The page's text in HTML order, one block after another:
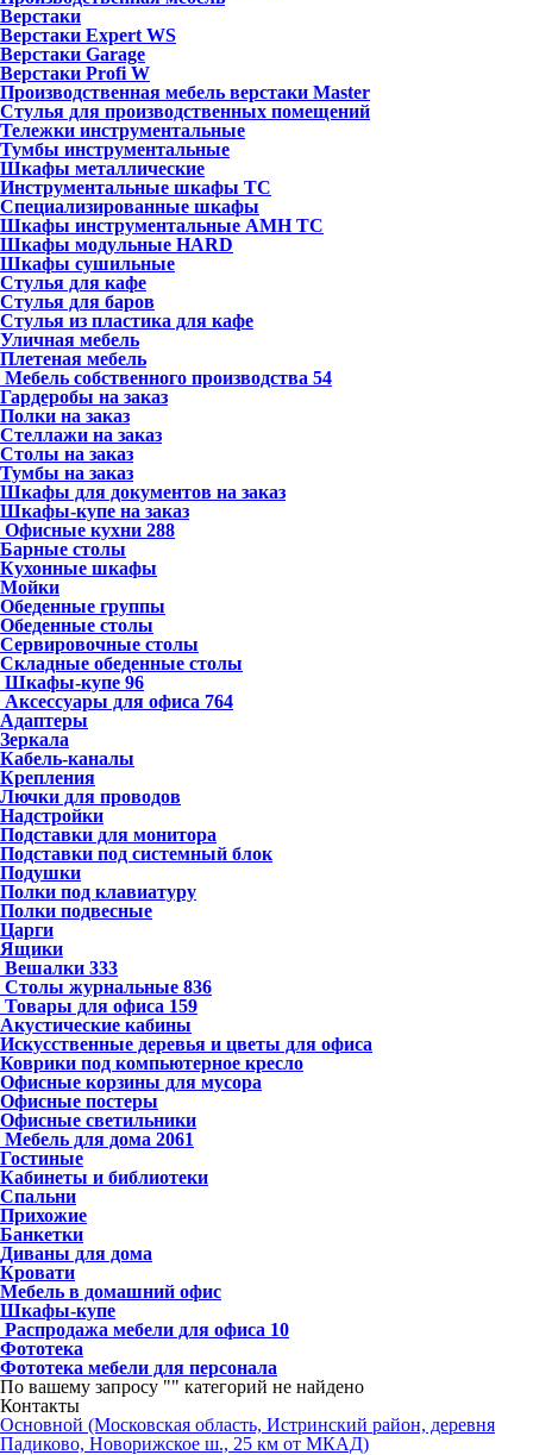
Верстаки
Верстаки Expert WS
Верстаки Garage
Верстаки Profi W
Производственная мебель верстаки Master
Стулья для производственных помещений
Тележки инструментальные
Тумбы инструментальные
Шкафы металлические
Инструментальные шкафы ТС
Специализированные шкафы
Шкафы инструментальные АМН ТС
Шкафы модульные HARD
Шкафы сушильные
Стулья для кафе
Стулья для баров
Стулья из пластика для кафе
Уличная мебель
Плетеная мебель
Мебель собственного производства 54
Гардеробы на заказ
Полки на заказ
Стеллажи на заказ
Столы на заказ
Тумбы на заказ
Шкафы для документов на заказ
Шкафы-купе на заказ
Офисные кухни 288
Барные столы
Кухонные шкафы
Мойки
Обеденные группы
Обеденные столы
Сервировочные столы
Складные обеденные столы
Шкафы-купе 96
Аксессуары для офиса 764
Адаптеры
Зеркала
Кабель-каналы
Крепления
Лючки для проводов
Надстройки
Подставки для монитора
Подставки под системный блок
Подушки
Полки под клавиатуру
Полки подвесные
Царги
Ящики
Вешалки 333
Столы журнальные 836
Товары для офиса 159
Акустические кабины
Искусственные деревья и цветы для офиса
Коврики под компьютерное кресло
Офисные корзины для мусора
Офисные постеры
Офисные светильники
Мебель для дома 2061
Гостиные
Кабинеты и библиотеки
Спальни
Прихожие
Банкетки
Диваны для дома
Кровати
Мебель в домашний офис
Шкафы-купе
Распродажа мебели для офиса 10
Фототека
Фототека мебели для персонала
По вашему запросу "" категорий не найдено
Контакты
Основной (Московская область, Истринский район, деревня
Падиково, Новорижское ш., 25 км от МКАД)